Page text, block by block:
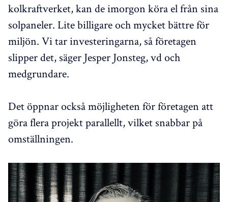
kolkraftverket, kan de imorgon köra el från sina
solpaneler. Lite billigare och mycket bättre för
miljön. Vi tar investeringarna, så företagen
slipper det, säger Jesper Jonsteg, vd och
medgrundare.
Det öppnar också möjligheten för företagen att
göra flera projekt parallellt, vilket snabbar på
omställningen.